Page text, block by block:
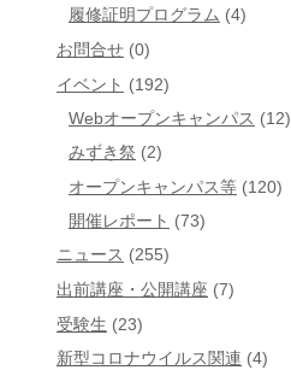
履修証明プログラム (4)
お問合せ (0)
イベント (192)
Webオープンキャンパス (12)
みずき祭 (2)
オープンキャンパス等 (120)
開催レポート (73)
ニュース (255)
出前講座・公開講座 (7)
受験生 (23)
新型コロナウイルス関連 (4)